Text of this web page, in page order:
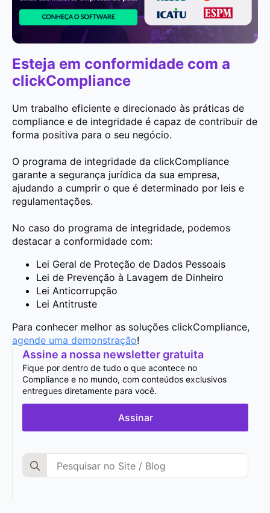
Esteja em conformidade com a
clickCompliance
Um trabalho eficiente e direcionado às práticas de
compliance e de integridade é capaz de contribuir de
forma positiva para o seu negócio.
O programa de integridade da clickCompliance
garante a segurança jurídica da sua empresa,
ajudando a cumprir o que é determinado por leis e
regulamentações.
No caso do programa de integridade, podemos
destacar a conformidade com:
Lei Geral de Proteção de Dados Pessoais
Lei de Prevenção à Lavagem de Dinheiro
Lei Anticorrupção
Lei Antitruste
Para conhecer melhor as soluções clickCompliance,
agende uma demonstração!
Assine a nossa newsletter gratuita
Fique por dentro de tudo o que acontece no
Compliance e no mundo, com conteúdos exclusivos
entregues diretamente para você.
Assinar
Search
for: